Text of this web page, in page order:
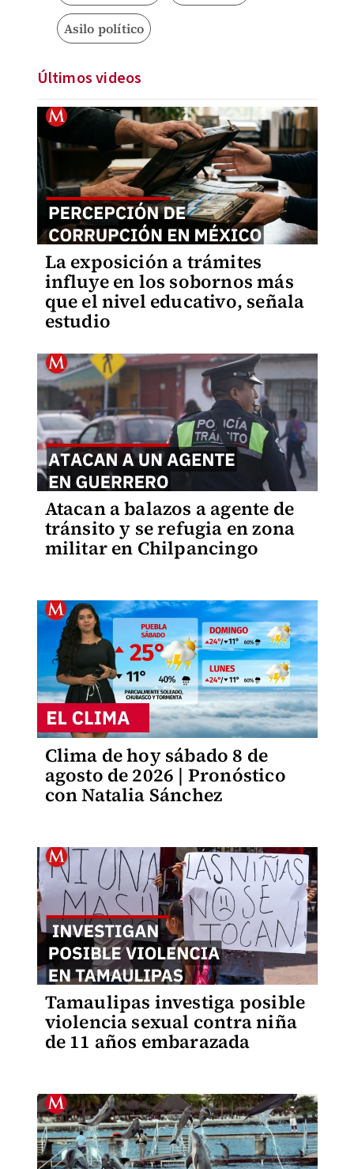
Asilo político
Últimos videos
La exposición a trámites
influye en los sobornos más
que el nivel educativo, señala
estudio
Atacan a balazos a agente de
tránsito y se refugia en zona
militar en Chilpancingo
Clima de hoy sábado 8 de
agosto de 2026 | Pronóstico
con Natalia Sánchez
Tamaulipas investiga posible
violencia sexual contra niña
de 11 años embarazada